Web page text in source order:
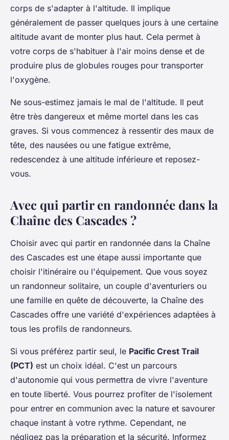
corps de s'adapter à l'altitude. Il implique
généralement de passer quelques jours à une certaine
altitude avant de monter plus haut. Cela permet à
votre corps de s'habituer à l'air moins dense et de
produire plus de globules rouges pour transporter
l'oxygène.
Ne sous-estimez jamais le mal de l'altitude. Il peut
être très dangereux et même mortel dans les cas
graves. Si vous commencez à ressentir des maux de
tête, des nausées ou une fatigue extrême,
redescendez à une altitude inférieure et reposez-
vous.
Avec qui partir en randonnée dans la
Chaîne des Cascades ?
Choisir avec qui partir en randonnée dans la Chaîne
des Cascades est une étape aussi importante que
choisir l'itinéraire ou l'équipement. Que vous soyez
un randonneur solitaire, un couple d'aventuriers ou
une famille en quête de découverte, la Chaîne des
Cascades offre une variété d'expériences adaptées à
tous les profils de randonneurs.
Si vous préférez partir seul, le Pacific Crest Trail
(PCT) est un choix idéal. C'est un parcours
d'autonomie qui vous permettra de vivre l'aventure
en toute liberté. Vous pourrez profiter de l'isolement
pour entrer en communion avec la nature et savourer
chaque instant à votre rythme. Cependant, ne
négligez pas la préparation et la sécurité. Informez